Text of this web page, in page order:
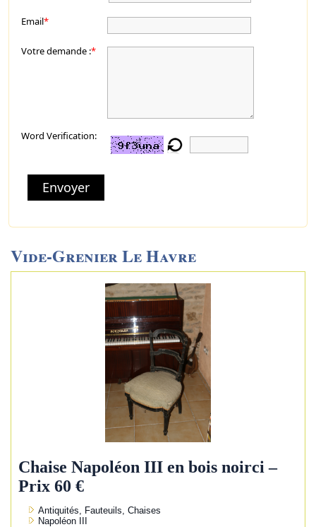
Email*
Votre demande :*
Word Verification:
Envoyer
Vide-Grenier Le Havre
Chaise Napoléon III en bois noirci –
Prix 60 €
Antiquités, Fauteuils, Chaises
Napoléon III